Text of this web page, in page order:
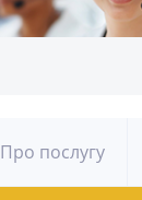
Про послугу